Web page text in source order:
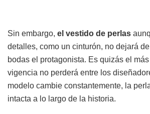
Sin embargo, el vestido de perlas
detalles, como un cinturón, no dejará
bodas el protagonista. Es quizás el
vigencia no perderá entre los
modelo cambie constantemente, la
intacta a lo largo de la historia.